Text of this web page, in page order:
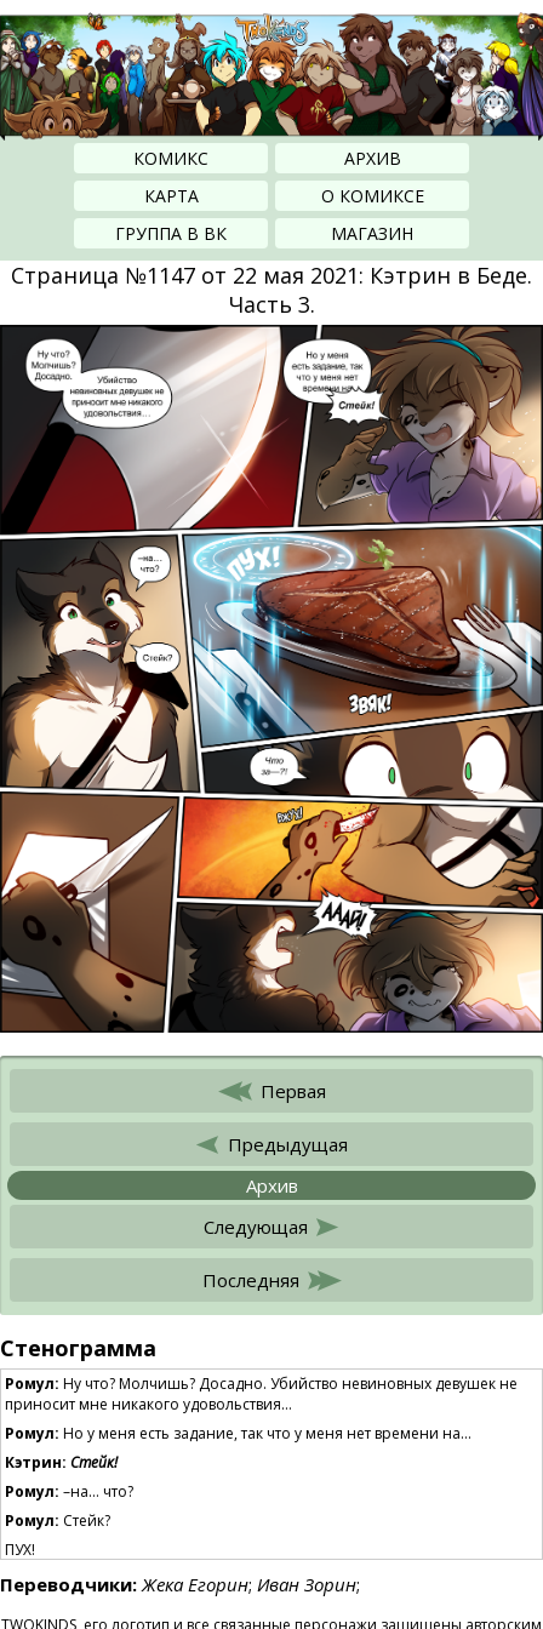
КОМИКС
АРХИВ
КАРТА
О КОМИКСЕ
ГРУППА В ВК
МАГАЗИН
Страница №1147 от 22 мая 2021: Кэтрин в Беде.
Часть 3.
Первая
Предыдущая
Архив
Следующая
Последняя
Стенограмма
Ромул: Ну что? Молчишь? Досадно. Убийство невиновных девушек не
приносит мне никакого удовольствия…
Ромул: Но у меня есть задание, так что у меня нет времени на…
Кэтрин: Стейк!
Ромул: –на… что?
Ромул: Стейк?
ПУХ!
ЗВЯК!
Переводчики: Жека Егорин; Иван Зорин;
TWOKINDS, его логотип и все связанные персонажи защищены авторским